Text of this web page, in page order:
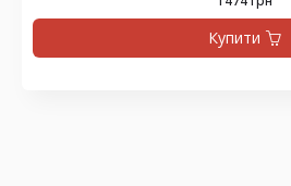
Купити